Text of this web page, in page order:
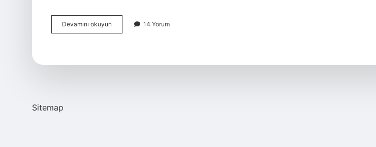
Devamını okuyun
Salatasında
14 Yorum
Sitemap